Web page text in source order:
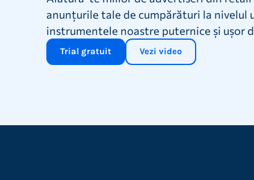
anunțurile tale de cumpărături la nivelul
instrumentele noastre puternice și ușor
Trial gratuit Vezi video